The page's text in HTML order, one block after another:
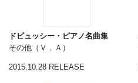
ドビュッシー・ピアノ名曲集
その他（Ｖ．Ａ）
2015.10.28 RELEASE